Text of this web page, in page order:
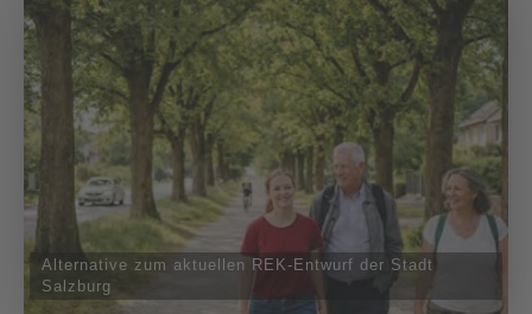
Alternative zum aktuellen REK-Entwurf der Stadt
Salzburg